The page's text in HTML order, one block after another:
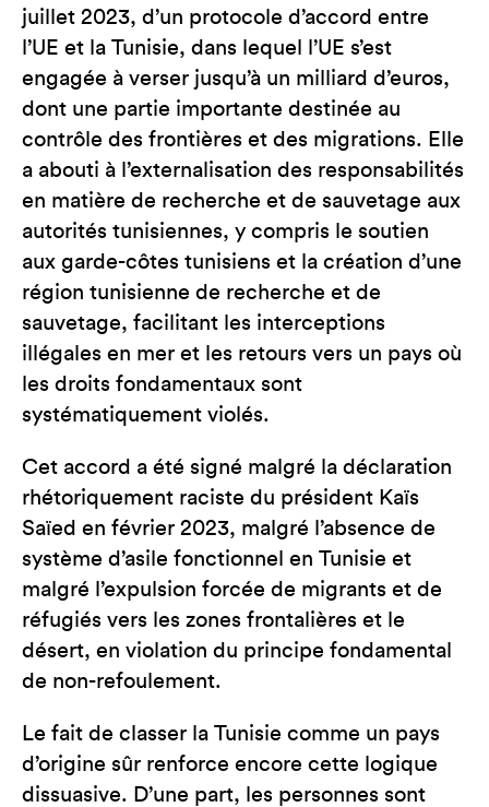
juillet 2023, d’un protocole d’accord entre
l’UE et la Tunisie, dans lequel l’UE s’est
engagée à verser jusqu’à un milliard d’euros,
dont une partie importante destinée au
contrôle des frontières et des migrations. Elle
a abouti à l’externalisation des responsabilités
en matière de recherche et de sauvetage aux
autorités tunisiennes, y compris le soutien
aux garde-côtes tunisiens et la création d’une
région tunisienne de recherche et de
sauvetage, facilitant les interceptions
illégales en mer et les retours vers un pays où
les droits fondamentaux sont
systématiquement violés.
Cet accord a été signé malgré la déclaration
rhétoriquement raciste du président Kaïs
Saïed en février 2023, malgré l’absence de
système d’asile fonctionnel en Tunisie et
malgré l’expulsion forcée de migrants et de
réfugiés vers les zones frontalières et le
désert, en violation du principe fondamental
de non-refoulement.
Le fait de classer la Tunisie comme un pays
d’origine sûr renforce encore cette logique
dissuasive. D’une part, les personnes sont